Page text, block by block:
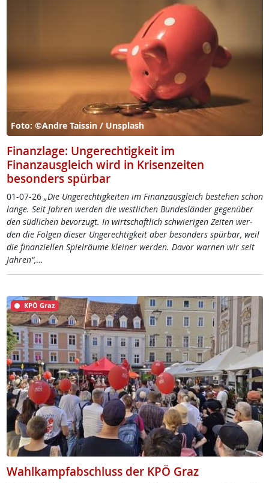
Foto: ©Andre Taissin / Unsplash
Finanzlage: Ungerechtigkeit im
Finanzausgleich wird in Krisenzeiten
besonders spürbar
01-07-26 „Die Un­ge­rech­tig­kei­ten im Fi­nanz­aus­g­leich be­ste­hen schon
lan­ge. Seit Jah­ren wer­den die west­li­chen Bun­des­län­der ge­gen­über
den süd­li­chen be­vor­zugt. In wirt­schaft­lich schwie­ri­gen Zei­ten wer­
den die Fol­gen die­ser Un­ge­rech­tig­keit aber be­son­ders spür­bar, weil
die fi­nan­zi­el­len Spiel­räu­me klei­ner wer­den. Da­vor war­nen wir seit
Jah­ren“,…
KPÖ Graz
Wahlkampfabschluss der KPÖ Graz